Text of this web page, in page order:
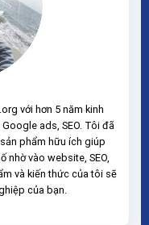
với hơn 5 năm kinh
ads, SEO. Tôi đã
phẩm hữu ích giúp
vào website, SEO,
và kiến thức của tôi sẽ
của bạn.